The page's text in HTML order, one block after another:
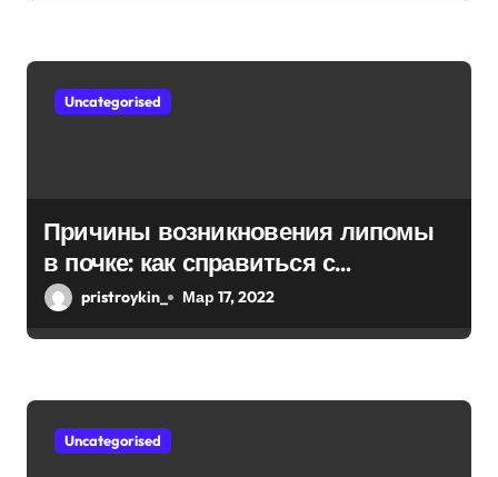
м
Uncategorised
Причины возникновения липомы
в почке: как справиться с
болезнью
pristroykin_ Мар 17, 2022
Uncategorised